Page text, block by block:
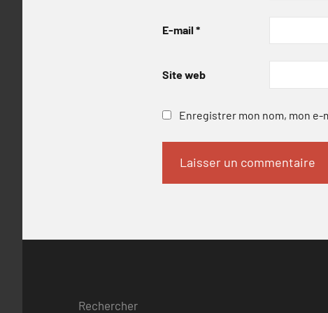
E-mail *
Site web
Enregistrer mon nom, mon e-
Rechercher